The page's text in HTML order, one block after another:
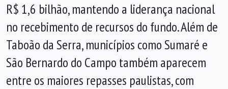
R$ 1,6 bilhão, mantendo a liderança nacional
no recebimento de recursos do fundo. Além de
Taboão da Serra, municípios como Sumaré e
São Bernardo do Campo também aparecem
entre os maiores repasses paulistas, com